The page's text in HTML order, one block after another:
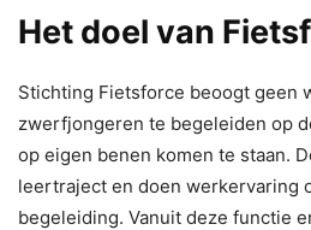
Het doel van
Stichting Fietsforce beoogt geen
zwerfjongeren te begeleiden op
op eigen benen komen te staan.
leertraject en doen werkervaring
begeleiding. Vanuit deze functie